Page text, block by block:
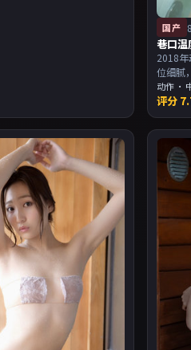
国产
巷口
2018
位细腻
追完。
人物关
动作 ·
评分